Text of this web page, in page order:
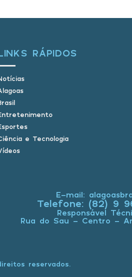
RÁPIDOS
e Tecnologia
E-mail:
Telefone: (82) 9
Responsável
Rua do Sau - Centro -
reservados.